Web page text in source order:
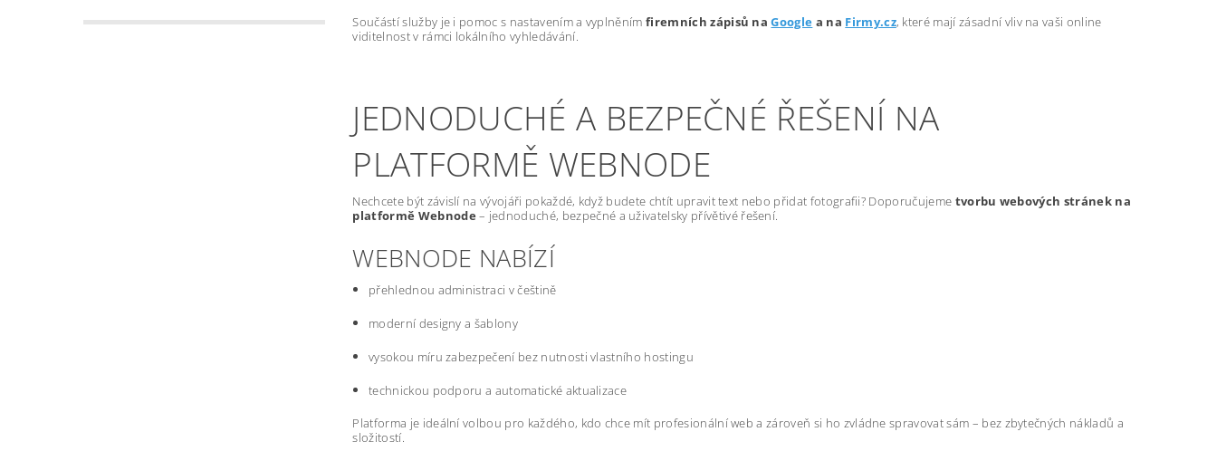
Součástí služby je i pomoc s nastavením a vyplněnímfiremních zápisů naGoogle a na Firmy.cz, které mají zásadní vliv na vaši online
viditelnost v rámci lokálního vyhledávání.
JEDNODUCHÉ A BEZPEČNÉ ŘEŠENÍ NA
PLATFORMĚ WEBNODE
Nechcete být závislí na vývojáři pokaždé, když budete chtít upravit text nebo přidat fotografii? Doporučujeme tvorbu webových stránek na
platformě Webnode – jednoduché, bezpečné a uživatelsky přívětivé řešení.
WEBNODE NABÍZÍ
přehlednou administraci v češtině
moderní designy a šablony
vysokou míru zabezpečení bez nutnosti vlastního hostingu
technickou podporu a automatické aktualizace
Platforma je ideální volbou pro každého, kdo chce mít profesionální web a zároveň si ho zvládne spravovat sám – bez zbytečných nákladů a
složitostí.